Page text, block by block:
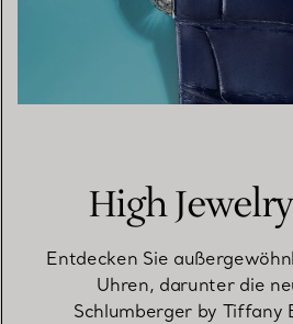
High
Entdecken Sie
Uhren, darunter die
Schlumberger by Tiffany